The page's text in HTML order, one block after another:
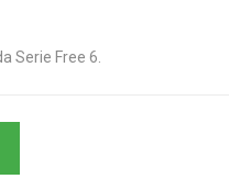
Serie Free 6.